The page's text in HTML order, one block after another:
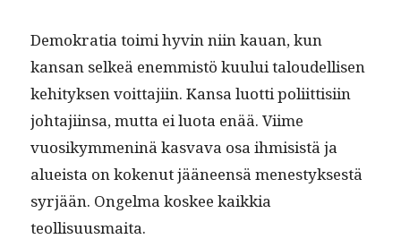
Demokra­tia toi­mi hyvin niin kauan, kun
kansan selkeä enem­mistö kuu­lui taloudel­lisen
kehi­tyk­sen voit­ta­ji­in. Kansa luot­ti poli­it­tisi­in
johta­ji­in­sa, mut­ta ei luo­ta enää. Viime
vuosikym­meninä kas­va­va osa ihmi­sistä ja
alueista on kokenut jääneen­sä men­estyk­ses­tä
syr­jään. Ongel­ma kos­kee kaikkia
teollisuusmaita.